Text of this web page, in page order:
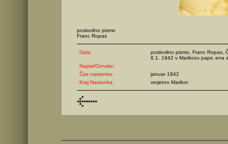
poslovilno pismo
Franc Ropas
Opis:
poslovilno pismo, Franc Ropas,
6.1. 1942 v Mariboru papir, ena
Napisi/Oznake:
Čas nastanka:
januar 1942
Kraj Nastanka:
verjetno Maribor